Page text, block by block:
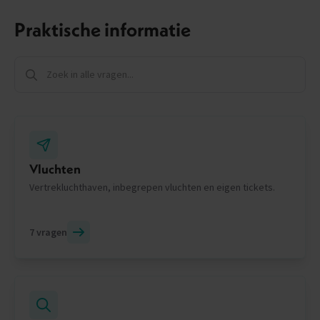
Praktische informatie
Vluchten
Vertrekluchthaven, inbegrepen vluchten en eigen tickets.
7 vragen